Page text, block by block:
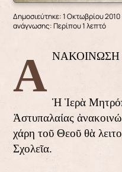
Δημοσιεύτηκε: 1 Οκτωβρίου 2010
ανάγνωσης: Περίπου 1 λεπτό
ΑΝΑΚΟΙΝΩΣΗ
Ἡ Ἱερὰ
Ἀστυπαλαίας
χάρη τοῦ Θεοῦ θὰ
Σχολεῖα.